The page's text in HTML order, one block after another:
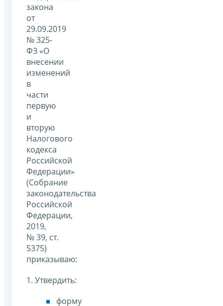
закона
от
29.09.2019
№ 325-
ФЗ «О
внесении
изменений
в
части
первую
и
вторую
Налогового
кодекса
Российской
Федерации»
(Собрание
законодательства
Российской
Федерации,
2019,
№ 39, ст.
5375)
приказываю:
1. Утвердить:
форму